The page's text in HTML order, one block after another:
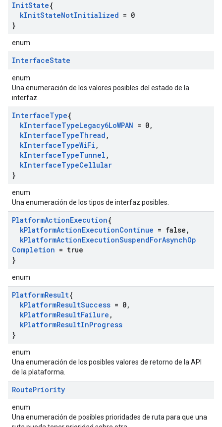
InitState{
kInitStateNotInitialized = 0
}
enum
InterfaceState
enum
Una enumeración de los valores posibles del estado de la
interfaz.
InterfaceType{
kInterfaceTypeLegacy6LoWPAN = 0,
kInterfaceTypeThread ,
kInterfaceTypeWiFi ,
kInterfaceTypeTunnel ,
kInterfaceTypeCellular
}
enum
Una enumeración de los tipos de interfaz posibles.
PlatformActionExecution{
kPlatformActionExecutionContinue = false ,
kPlatformActionExecutionSuspendForAsynchOp
Completion = true
}
enum
PlatformResult{
kPlatformResultSuccess = 0,
kPlatformResultFailure ,
kPlatformResultInProgress
}
enum
Una enumeración de los posibles valores de retorno de la API
de la plataforma.
RoutePriority
enum
Una enumeración de posibles prioridades de ruta para que una